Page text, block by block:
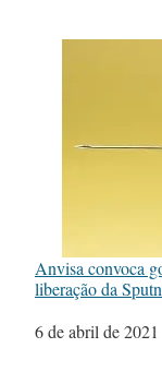
Anvisa convoca
liberação da
Data
6 de abril de 2021